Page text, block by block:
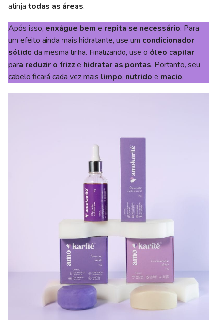
atinjatodas as áreas.
Após isso, enxágue bem e repita se necessário. Para
um efeito ainda mais hidratante, use um condicionador
sólidoda mesma linha. Finalizando, use o óleo capilar
para reduzir o frizze hidratar as pontas. Portanto, seu
cabelo ficará cada vez mais limpo, nutridoe macio.